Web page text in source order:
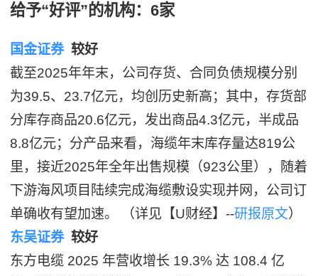
给予“好评”的机构：6家
国金证券较好
截至2025年年末，公司存货、合同负债规模分别
为39.5、23.7亿元，均创历史新高；其中，存货部
分库存商品20.6亿元，发出商品4.3亿元，半成品
8.8亿元；分产品来看，海缆年末库存量达819公
里，接近2025年全年出售规模（923公里），随着
下游海风项目陆续完成海缆敷设实现并网，公司订
单确收有望加速。 （详见【U财经】--研报原文）
东吴证券较好
东方电缆 2025 年营收增长 19.3% 达 108.4 亿